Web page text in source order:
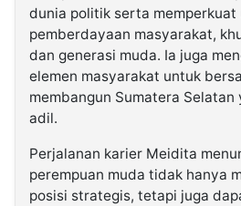
dunia politik serta memperkuat
pemberdayaan masyarakat,
dan generasi muda. Ia juga
elemen masyarakat untuk
membangun Sumatera Selatan
adil.
Perjalanan karier Meidita
perempuan muda tidak hanya
posisi strategis, tetapi juga